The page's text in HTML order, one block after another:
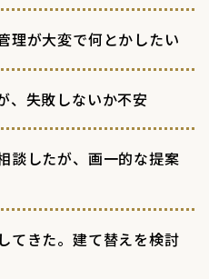
理が大変で何とかしたい
、失敗しないか不安
談したが、画一的な提案
てきた。建て替えを検討